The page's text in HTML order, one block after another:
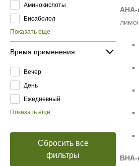
Аминокислоты
Бисаболол
Показать еще
Время применения
Вечер
День
Ежедневный
Показать еще
Сбросить все
фильтры